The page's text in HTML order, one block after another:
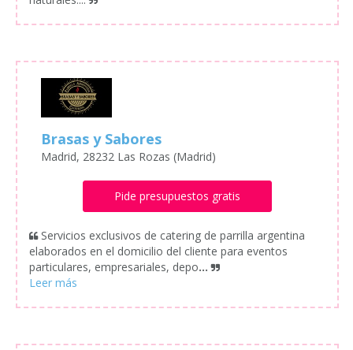
Brasas y Sabores
Madrid, 28232 Las Rozas (Madrid)
Pide presupuestos gratis
Servicios exclusivos de catering de parrilla argentina
elaborados en el domicilio del cliente para eventos
particulares, empresariales, depo...